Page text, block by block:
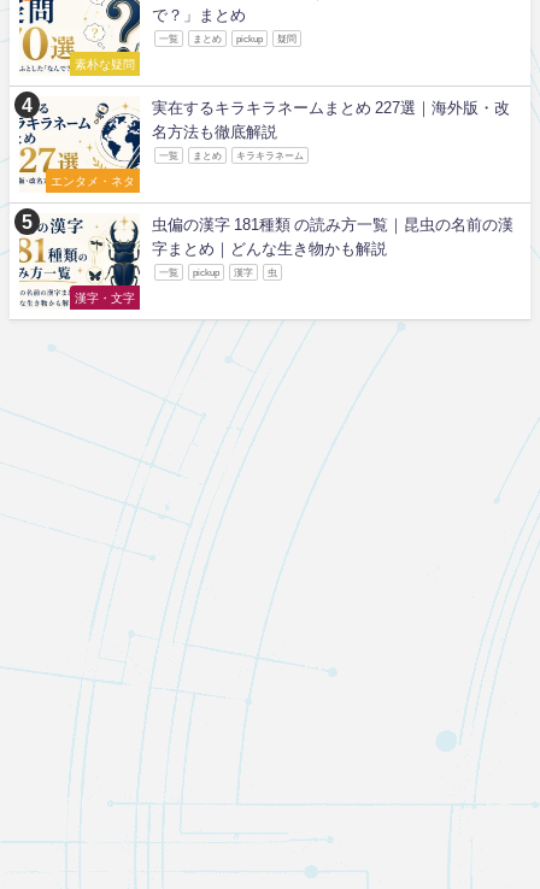
素朴な疑問
で？」まとめ
一覧 まとめ pickup 疑問
エンタメ・ネタ
実在するキラキラネームまとめ 227選｜海外版・改
名方法も徹底解説
一覧 まとめ キラキラネーム
漢字・文字
虫偏の漢字 181種類 の読み方一覧｜昆虫の名前の漢
字まとめ｜どんな生き物かも解説
一覧 pickup 漢字 虫